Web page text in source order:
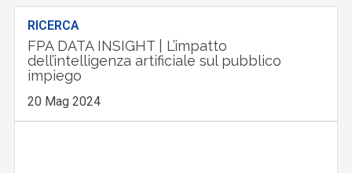
RICERCA
FPA DATA INSIGHT | L’impatto
dell’intelligenza artificiale sul pubblico
impiego
20 Mag 2024